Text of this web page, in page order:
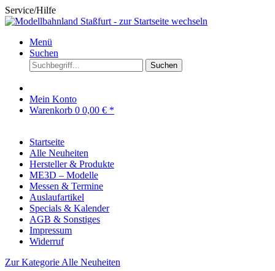
Service/Hilfe
Menü
Suchen
Suchen
Mein Konto
Warenkorb 0 0,00 € *
Startseite
Alle Neuheiten
Hersteller & Produkte
ME3D – Modelle
Messen & Termine
Auslaufartikel
Specials & Kalender
AGB & Sonstiges
Impressum
Widerruf
Zur Kategorie Alle Neuheiten